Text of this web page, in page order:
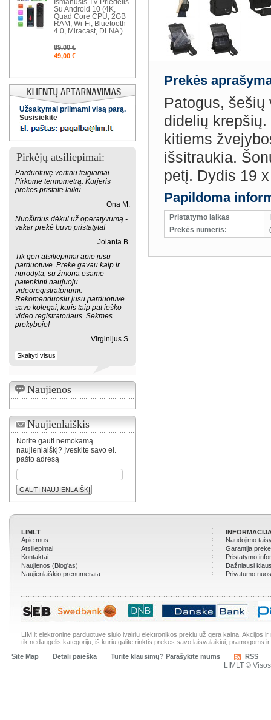
Prekės
Patogus,
didelių
kitiems
išsitraukia.
petį. Dydis 19
Papildoma
Pristatymo laikas
Prekės numeris:
Išmanusis TV Priedėlis
Su Android 10 (4K,
Quad Core CPU, 2GB
RAM, Wi-Fi, Bluetooth
4.0, Miracast, DLNA )
89,00 €
49,00 €
Užsakymai priimami visą parą.
Susisiekite
Pirkėjų atsiliepimai:
Parduotuvę vertinu teigiamai.
Pirkome termometrą. Kurjeris
prekes pristatė laiku.
Ona M.
Nuoširdus dėkui už operatyvumą -
vakar prekė buvo pristatyta!
Jolanta B.
Tik geri atsiliepimai apie jusu
parduotuve. Preke gavau kaip ir
nurodyta, su žmona esame
patenkinti naujuoju
videoregistratoriumi.
Rekomenduosiu jusu parduotuve
savo kolegai, kuris taip pat ieško
video registratoriaus. Sekmes
prekyboje!
Virginijus S.
Skaityti visus
Naujienos
Naujienlaiškis
Norite gauti nemokamą
naujienlaiškį? Įveskite savo el.
pašto adresą
GAUTI NAUJIENLAIŠKĮ
LIMLT
Apie mus
Atsiliepimai
Kontaktai
Naujienos (Blog'as)
Naujienlaiškio prenumerata
Naudojimo
Garantija
Pristatymo
Dažniausi
Privatumo
LIM.lt elektronine parduotuve siulo ivairiu elektronikos prekiu už gera kaina. Akcijos
tik nedaugelis kategoriju, iš kuriu galite rinktis prekes savo laisvalaikiui, pramogoms ir
Site Map
Detali paieška Turite klausimų? Parašykite mums RSS
LIMLT ©